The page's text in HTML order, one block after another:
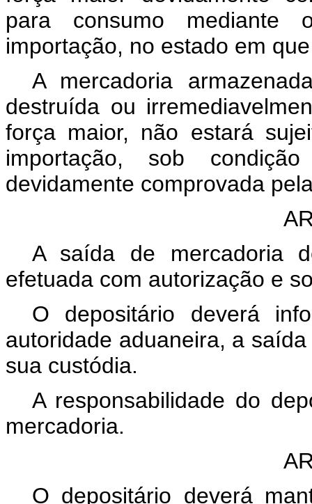
para consumo mediante
importação, no estado em
A mercadoria
destruída ou
força maior, não estará
importação, sob
devidamente comprovada
A saída de mercadoria
efetuada com autorização e
O depositário deverá
autoridade aduaneira, a
sua custódia.
A responsabilidade do
mercadoria.
O depositário deverá